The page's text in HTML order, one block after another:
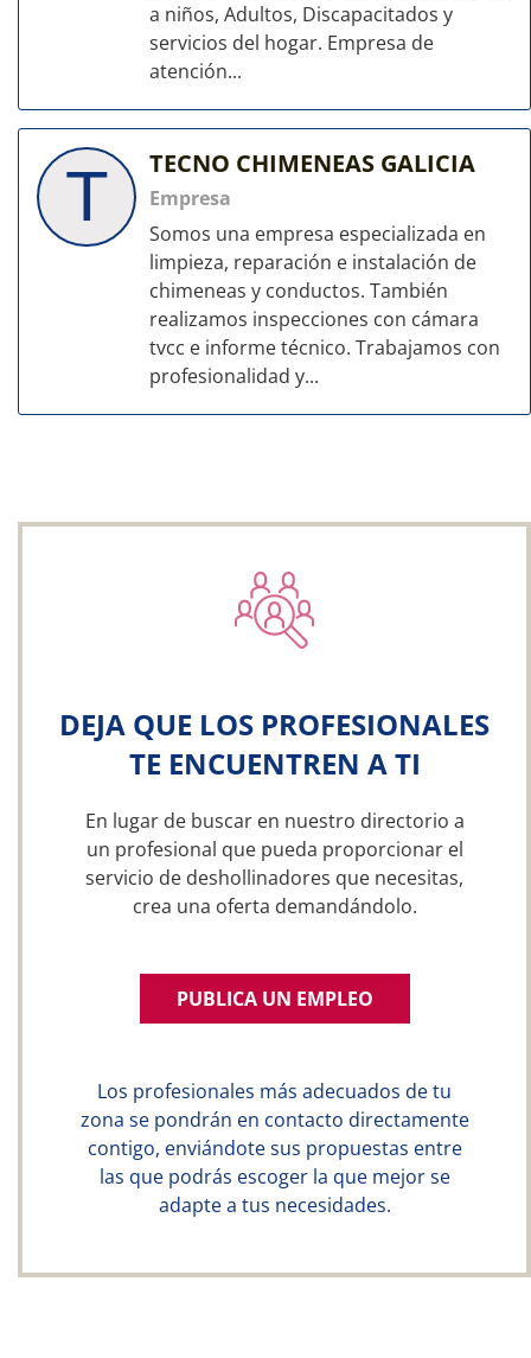
a niños, Adultos, Discapacitados y
servicios del hogar. Empresa de
atención...
T TECNO CHIMENEAS GALICIA
Empresa
Somos una empresa especializada en
limpieza, reparación e instalación de
chimeneas y conductos. También
realizamos inspecciones con cámara
tvcc e informe técnico. Trabajamos con
profesionalidad y...
DEJA QUE LOS PROFESIONALES
TE ENCUENTREN A TI
En lugar de buscar en nuestro directorio a
un profesional que pueda proporcionar el
servicio de deshollinadores que necesitas,
crea una oferta demandándolo.
PUBLICA UN EMPLEO
Los profesionales más adecuados de tu
zona se pondrán en contacto directamente
contigo, enviándote sus propuestas entre
las que podrás escoger la que mejor se
adapte a tus necesidades.